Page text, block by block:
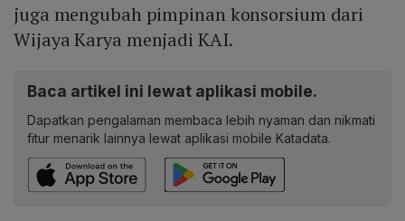
juga mengubah pimpinan konsorsium dari
Wijaya Karya menjadi KAI.
Baca artikel ini lewat aplikasi mobile.
Dapatkan pengalaman membaca lebih nyaman dan nikmati
fitur menarik lainnya lewat aplikasi mobile Katadata.